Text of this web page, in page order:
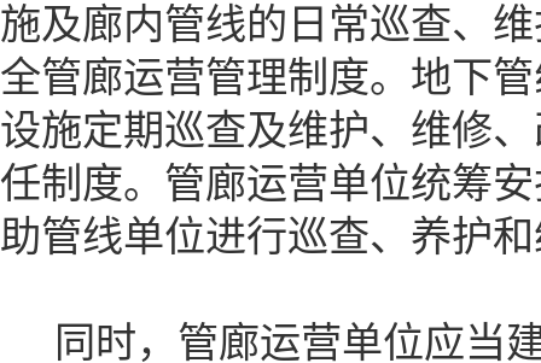
施及廊内管线的日常巡查、
全管廊运营管理制度。地下
设施定期巡查及维护、维修
任制度。管廊运营单位统筹
助管线单位进行巡查、养护
同时，管廊运营单位应当